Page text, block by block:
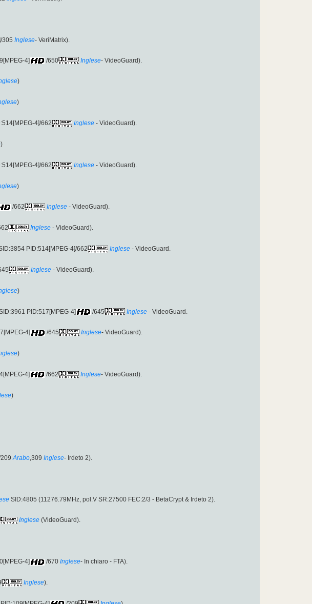
305 Inglese- VeriMatrix).
4] /650 Inglese- VideoGuard).
)
)
4]/662 Inglese - VideoGuard).
)
4]/662 Inglese - VideoGuard).
)
/662 Inglese - VideoGuard).
Inglese - VideoGuard).
PID:514[MPEG-4]/662 Inglese - VideoGuard.
Inglese - VideoGuard).
)
PID:517[MPEG-4] /645 Inglese - VideoGuard.
4] /645 Inglese- VideoGuard).
)
4] /662 Inglese- VideoGuard).
)
Arabo,309 Inglese- Irdeto 2).
SID:4805 (11276.79MHz, pol.V SR:27500 FEC:2/3 - BetaCrypt & Irdeto 2).
Inglese (VideoGuard).
4] /670 Inglese- In chiaro - FTA).
Inglese).